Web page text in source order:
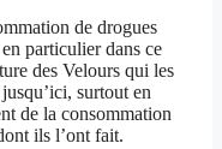
de drogues
particulier dans ce
des Velours qui les
surtout en
de la consommation
ils l’ont fait.